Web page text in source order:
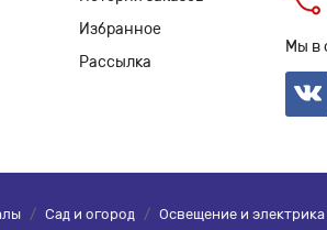
Избранное
Рассылка
Мы в
/ Сад и огород / Освещение и электрика